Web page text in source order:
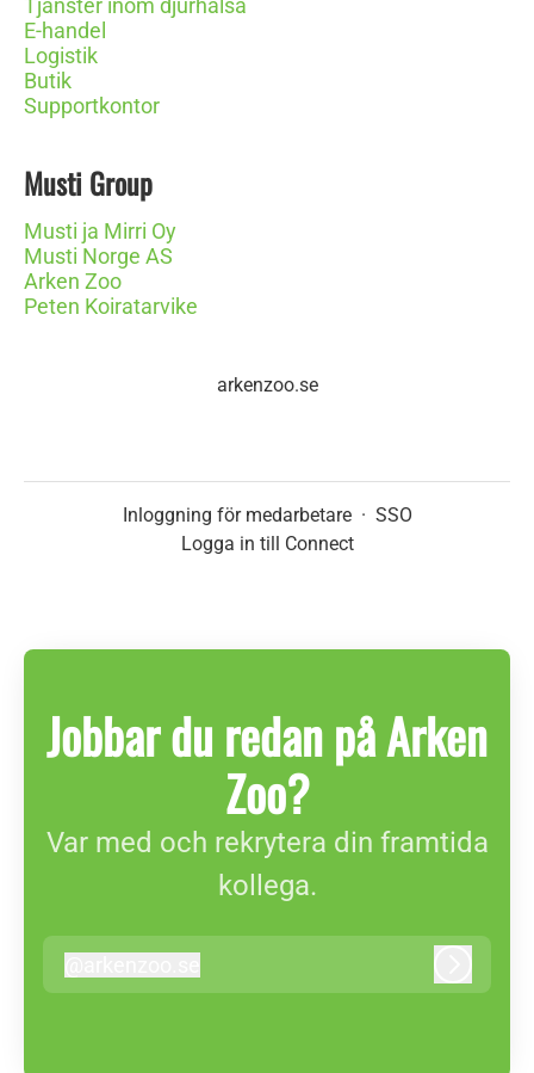
Tjänster inom djurhälsa
E-handel
Logistik
Butik
Supportkontor
Musti Group
Musti ja Mirri Oy
Musti Norge AS
Arken Zoo
Peten Koiratarvike
arkenzoo.se
Inloggning för medarbetare · SSO
Logga in till Connect
Jobbar du redan på Arken
Zoo?
Var med och rekrytera din framtida
kollega.
arkenzoo.se